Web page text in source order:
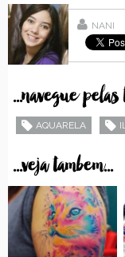
NANI
...navegue pelas
AQUARELA
...veja tambem...